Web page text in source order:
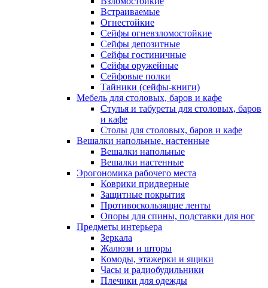
Встраиваемые
Огнестойкие
Сейфы огневзломостойкие
Сейфы депозитные
Сейфы гостиничные
Сейфы оружейные
Сейфовые полки
Тайники (сейфы-книги)
Мебель для столовых, баров и кафе
Стулья и табуреты для столовых, баров
и кафе
Столы для столовых, баров и кафе
Вешалки напольные, настенные
Вешалки напольные
Вешалки настенные
Эрогономика рабочего места
Коврики придверные
Защитные покрытия
Противоскользящие ленты
Опоры для спины, подставки для ног
Предметы интерьера
Зеркала
Жалюзи и шторы
Комоды, этажерки и ящики
Часы и радиобудильники
Плечики для одежды